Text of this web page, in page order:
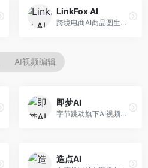
LinkFox AI
跨境电商AI商品图生成工具。面向跨境电商卖家，支持多语言商品图生成、模特替换、场景优化等服务，适配海外电商平台需求。
AI视频编辑
即梦AI
字节跳动旗下AI视频创作平台，支持多模态内容生成。面向内容创作者和营销人员，提供文生视频、图生视频、智能剪辑等功能，中文理解能力强，创作效率高。
造点AI